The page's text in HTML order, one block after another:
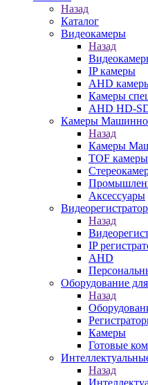
Назад
Каталог
Видеокамеры
Назад
IP камеры
AHD
Камеры
AHD HD-
Камеры
Назад
Камеры
TOF камеры
Аксессуары
Назад
IP
AHD
Оборудование
Назад
Камеры
Готовые
Назад